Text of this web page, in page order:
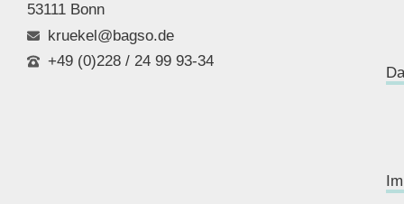
53111 Bonn
kruekel@bagso.de
+49 (0)228 / 24 99 93-34